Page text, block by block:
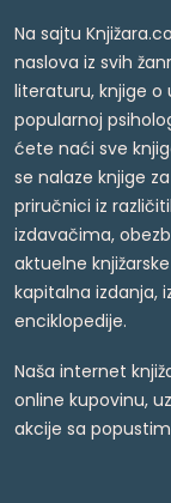
Na sajtu
naslova iz svih
literaturu, knjige o
popularnoj
ćete naći sve
se nalaze knjige
priručnici iz
izdavačima,
aktuelne
kapitalna izdanja,
enciklopedije.
Naša internet
online kupovinu,
akcije sa